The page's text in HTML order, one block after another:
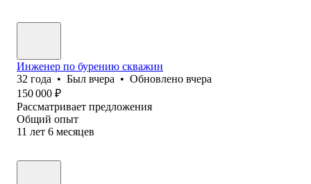
Инженер по бурению скважин
32 года • Был вчера • Обновлено вчера
150 000 ₽
Рассматривает предложения
Общий опыт
11 лет 6 месяцев